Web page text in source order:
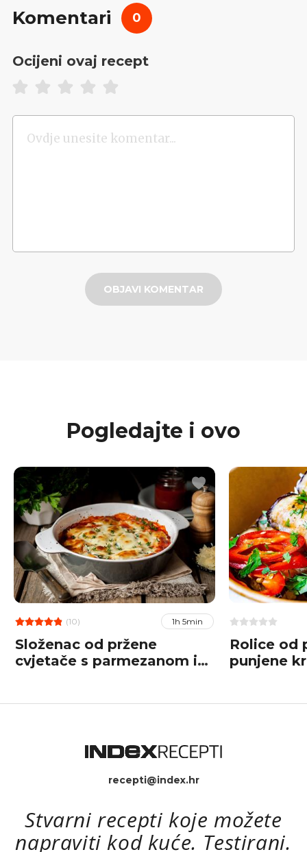
Komentari 0
Ocijeni ovaj recept
OBJAVI KOMENTAR
Pogledajte i ovo
(10) 1h 5min
Složenac od pržene
cvjetače s parmezanom i
Rolice od
punjene
recepti@index.hr
Stvarni recepti koje možete
napraviti kod kuće. Testirani.